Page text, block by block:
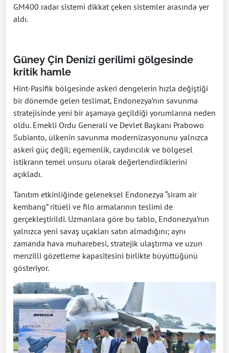
GM400 radar sistemi dikkat çeken sistemler arasında yer
aldı.
Güney Çin Denizi gerilimi gölgesinde
kritik hamle
Hint-Pasifik bölgesinde askeri dengelerin hızla değiştiği
bir dönemde gelen teslimat, Endonezya’nın savunma
stratejisinde yeni bir aşamaya geçildiği yorumlarına neden
oldu. Emekli Ordu Generali ve Devlet Başkanı Prabowo
Subianto, ülkenin savunma modernizasyonunu yalnızca
askeri güç değil; egemenlik, caydırıcılık ve bölgesel
istikrarın temel unsuru olarak değerlendirdiklerini
açıkladı.
Tanıtım etkinliğinde geleneksel Endonezya “siram air
kembang” ritüeli ve filo armalarının teslimi de
gerçekleştirildi. Uzmanlara göre bu tablo, Endonezya’nın
yalnızca yeni savaş uçakları satın almadığını; aynı
zamanda hava muharebesi, stratejik ulaştırma ve uzun
menzilli gözetleme kapasitesini birlikte büyüttüğünü
gösteriyor.